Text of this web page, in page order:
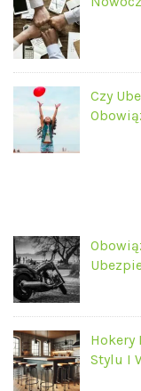
Czy
Hokery
Stylu I